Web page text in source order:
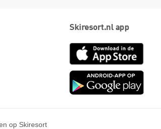
Skiresort.nl app
App
op Skiresort